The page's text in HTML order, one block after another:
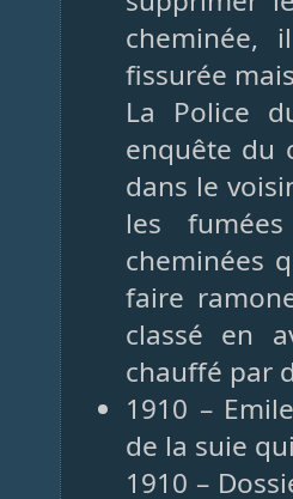
cheminée,
fissurée
La Police
enquête du
dans le
les
cheminées
faire
classé en
chauffé par
1910 –
de la suie
1910 –